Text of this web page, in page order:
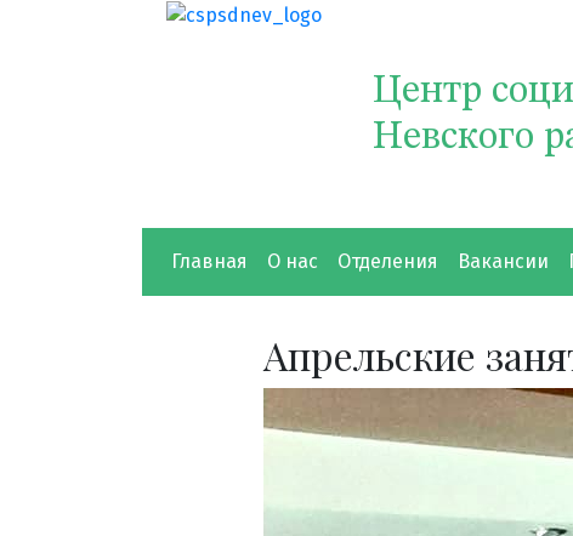
Центр
Невского
Главная О нас Отделения Вакансии
Апрельские